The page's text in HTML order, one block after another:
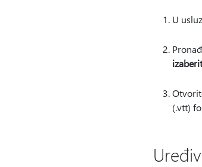
U
(.vtt)